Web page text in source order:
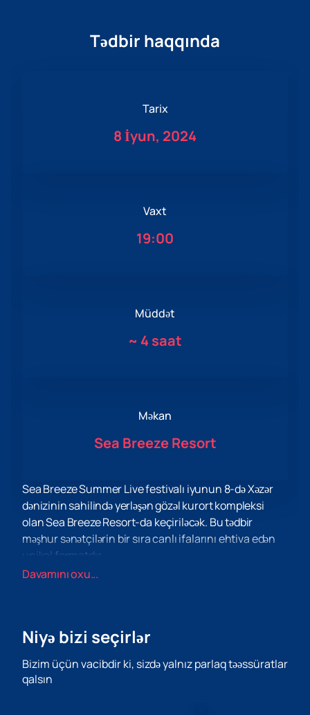
Tədbir haqqında
Tarix
8 İyun, 2024
Vaxt
19:00
Müddət
~ 4 saat
Məkan
Sea Breeze Resort
Sea Breeze Summer Live festivalı iyunun 8-də Xəzər
dənizinin sahilində yerləşən gözəl kurort kompleksi
olan Sea Breeze Resort-da keçiriləcək. Bu tədbir
məşhur sənətçilərin bir sıra canlı ifalarını ehtiva edən
unikal formatdır.
Elman, Andro, Mona, Toni, Bahh Tee & kimi istedadlı
Sea Breeze Resort bu tədbir üçün ideal yerdir. Kurort
məsafədə yerləşir və mülayim iqlim, isti dəniz və geniş
qumlu çimərliklərin unikal birləşməsini təklif edir.
Davamını oxu...
Niyə bizi seçirlər
Bizim üçün vacibdir ki, sizdə yalnız parlaq təəssüratlar
qalsın